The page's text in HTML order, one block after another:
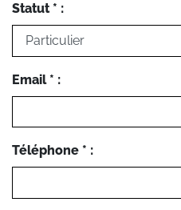
Statut * :
Email * :
Téléphone * :